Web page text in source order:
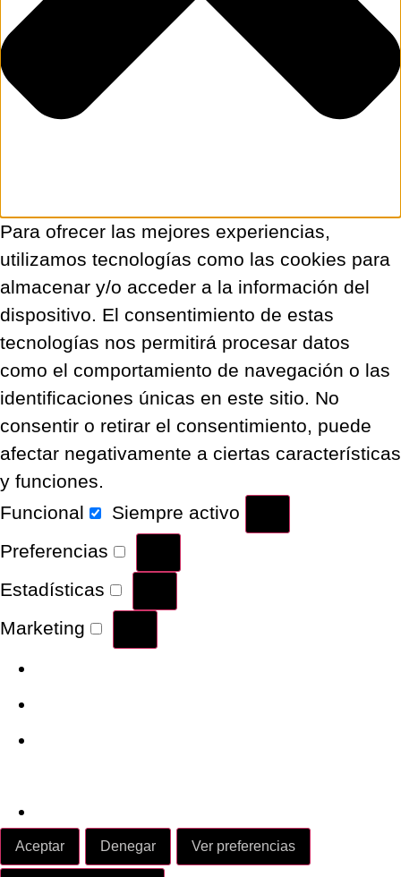
Para ofrecer las mejores experiencias,
utilizamos tecnologías como las cookies para
almacenar y/o acceder a la información del
dispositivo. El consentimiento de estas
tecnologías nos permitirá procesar datos
como el comportamiento de navegación o las
identificaciones únicas en este sitio. No
consentir o retirar el consentimiento, puede
afectar negativamente a ciertas características
y funciones.
Funcional
Siempre activo
Preferencias
Estadísticas
Marketing
Aceptar Denegar Ver preferencias